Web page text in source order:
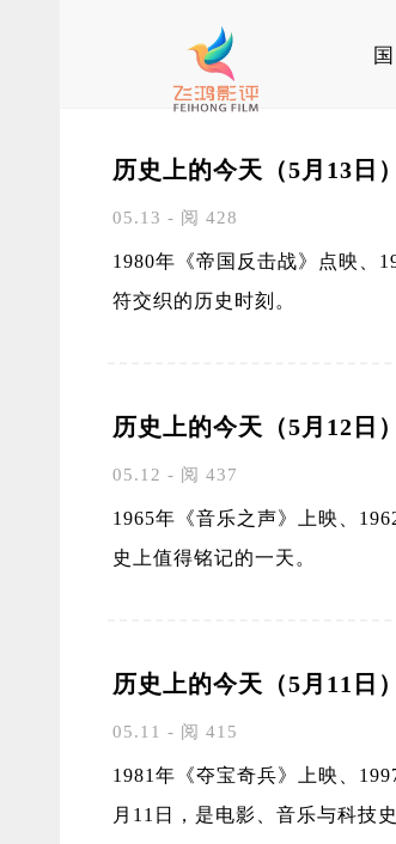
历史上的今天（5月13日
05.13 - 阅 428
1980年《帝国反击战》点映、
符交织的历史时刻。
历史上的今天（5月12日
05.12 - 阅 437
1965年《音乐之声》上映、
史上值得铭记的一天。
历史上的今天（5月11日
05.11 - 阅 415
1981年《夺宝奇兵》上映、
月11日，是电影、音乐与科技